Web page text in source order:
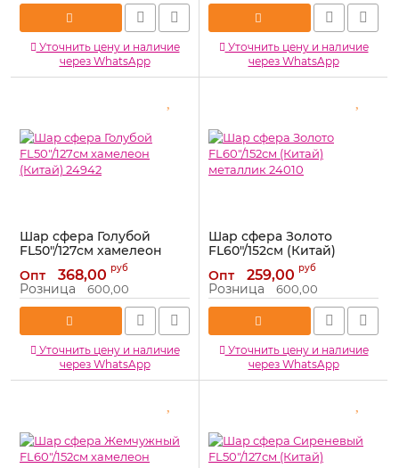
Уточнить цену и наличие
через WhatsApp
Уточнить цену и наличие
через WhatsApp
Шар сфера Голубой
FL50"/127см хамелеон
Артикул: 24942
Опт 368,00 руб
Розница 600,00
Уточнить цену и наличие
через WhatsApp
Шар сфера Золото
FL60"/152см (Китай)
металлик 24010
Артикул: 24010
Опт 259,00 руб
Розница 600,00
Уточнить цену и наличие
через WhatsApp